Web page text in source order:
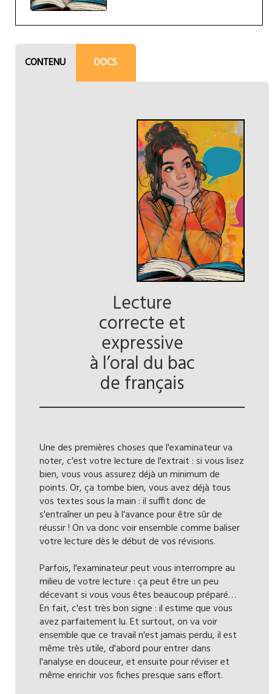
CONTENU DOCS
Lecture
correcte et
expressive
à l’oral du bac
de français
Une des premières choses que l'examinateur va
noter, c'est votre lecture de l'extrait : si vous lisez
bien, vous vous assurez déjà un minimum de
points. Or, ça tombe bien, vous avez déjà tous
vos textes sous la main : il suffit donc de
s'entraîner un peu à l'avance pour être sûr de
réussir ! On va donc voir ensemble comme baliser
votre lecture dès le début de vos révisions.
Parfois, l'examinateur peut vous interrompre au
milieu de votre lecture : ça peut être un peu
décevant si vous vous êtes beaucoup préparé…
En fait, c'est très bon signe : il estime que vous
avez parfaitement lu. Et surtout, on va voir
ensemble que ce travail n'est jamais perdu, il est
même très utile, d'abord pour entrer dans
l'analyse en douceur, et ensuite pour réviser et
même enrichir vos fiches presque sans effort.